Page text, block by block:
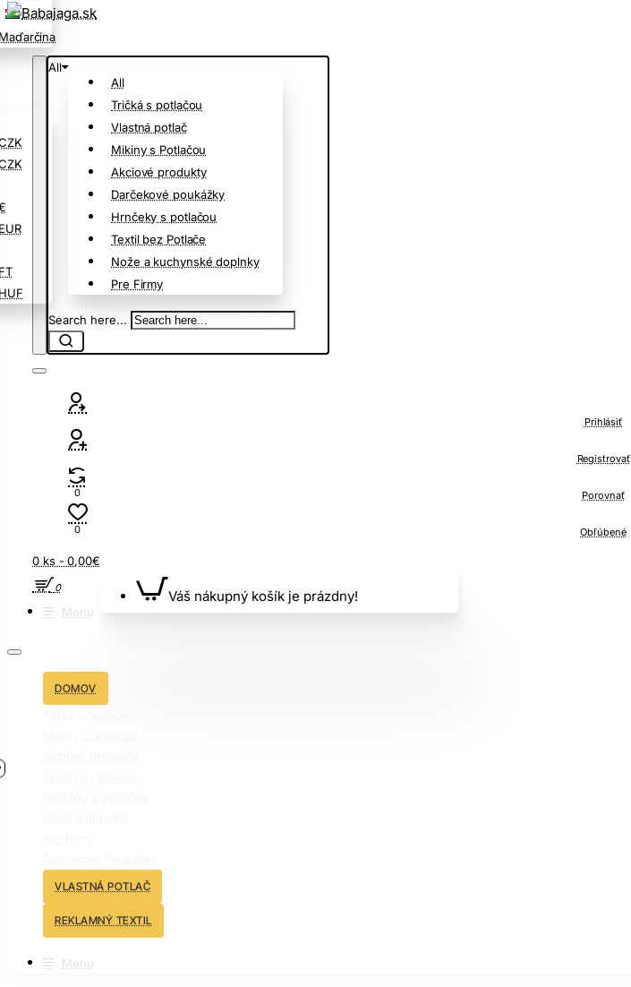
All
All
Tričká s potlačou
Vlastná potlač
Mikiny s Potlačou
Akciové produkty
Darčekové poukážky
Hrnčeky s potlačou
Textil bez Potlače
Nože a kuchynské doplnky
Pre Firmy
Search here...
Prihlásiť
Registrovať
Porovnať
0
Obľúbené
0
0 ks - 0,00€
0 Váš nákupný košík je prázdny!
Menu
DOMOV
VLASTNÁ POTLAČ
REKLAMNÝ TEXTIL
Menu